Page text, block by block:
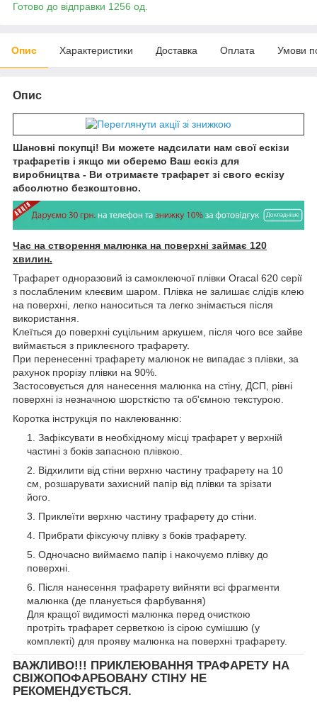
Готово до відправки 1256 од.
Опис Характеристики Доставка Оплата Умови
Опис
Шановні покупці! Ви можете надсилати нам свої ескізи
трафаретів і якщо ми оберемо Ваш ескіз для
виробництва - Ви отримаєте трафарет зі свого ескізу
абсолютно безкоштовно.
Час на створення малюнка на поверхні займає 120
хвилин.
Трафарет одноразовий із самоклеючої плівки Oracal 620 серії
з послабленим клеєвим шаром. Плівка не залишає слідів клею
на поверхні, легко наноситься та легко знімається після
використання.
Клеїться до поверхні суцільним аркушем, після чого все зайве
виймається з приклеєного трафарету.
При перенесенні трафарету малюнок не випадає з плівки, за
рахунок прорізу плівки на 90%.
Застосовується для нанесення малюнка на стіну, ДСП, рівні
поверхні із незначною шорсткістю та об'ємною текстурою.
Коротка інструкція по наклеюванню:
Зафіксувати в необхідному місці трафарет у верхній
частині з боків запасною плівкою.
Відхилити від стіни верхню частину трафарету на 10
см, розшарувати захисний папір від плівки та зрізати
його.
Приклеїти верхню частину трафарету до стіни.
Прибрати фіксуючу плівку з боків трафарету.
Одночасно виймаємо папір і накочуємо плівку до
поверхні.
Після нанесення трафарету вийняти всі фрагменти
малюнка (де планується фарбування)
Для кращої видимості малюнка перед очисткою
протріть трафарет серветкою із сірою сумішшю (у
комплекті) для прояву малюнка на поверхні трафарету.
ВАЖЛИВО!!! ПРИКЛЕЮВАННЯ ТРАФАРЕТУ НА
СВІЖОПОФАРБОВАНУ СТІНУ НЕ
РЕКОМЕНДУЄТЬСЯ.